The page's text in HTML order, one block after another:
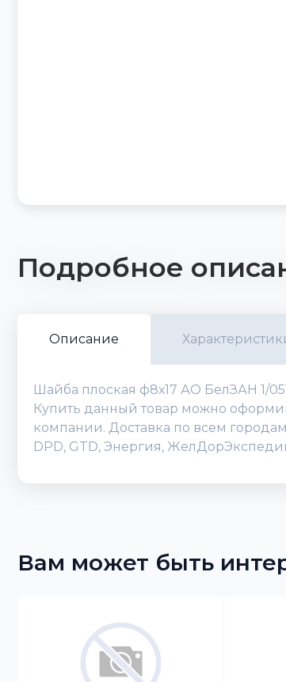
Подробное
Описание
Шайба плоская ф8х17 АО БелЗАН 1/
Купить данный товар можно
компании. Доставка по всем
DPD, GTD, Энергия,
Вам может быть